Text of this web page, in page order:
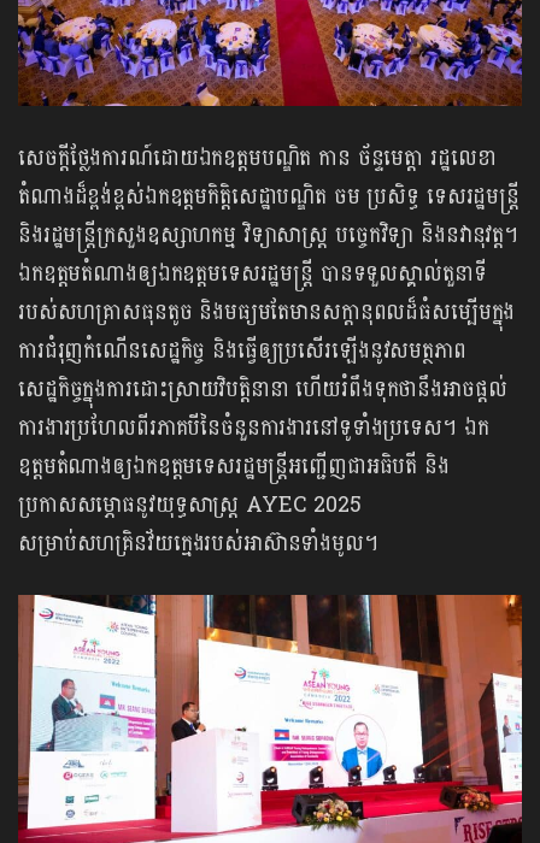
សេចក្តីថ្លែងការណ៍ដោយឯកឧត្តមបណ្ឌិត កាន ច័ន្ទមេត្តា រដ្ឋលេខា
តំណាងដ៏ខ្ពង់ខ្ពស់ឯកឧត្តមកិត្តិសេដ្ឋាបណ្ឌិត ចម ប្រសិទ្ធ ទេសរដ្ឋមន្ត្រី
និងរដ្ឋមន្ត្រីក្រសួងឧស្សាហកម្ម វិទ្យាសាស្ត្រ បច្ចេកវិទ្យា និងនវានុវត្ត។
ឯកឧត្តមតំណាងឲ្យឯកឧត្តមទេសរដ្ឋមន្ត្រី បានទទួលស្គាល់តួនាទី
របស់សហគ្រាសធុនតូច និងមធ្យមតែមានសក្ដានុពលដ៏ធំសម្បើមក្នុង
ការជំរុញកំណើនសេដ្ឋកិច្ច និងធ្វើឲ្យប្រសើរឡើងនូវសមត្ថភាព
សេដ្ឋកិច្ចក្នុងការដោះស្រាយវិបត្តិនានា ហើយរំពឹងទុកថានឹងអាចផ្តល់
ការងារប្រហែលពីរភាគបីនៃចំនួនការងារនៅទូទាំងប្រទេស។ ឯក
ឧត្តមតំណាងឲ្យឯកឧត្តមទេសរដ្ឋមន្ត្រីអញ្ជើញជាអធិបតី និង
ប្រកាសសម្ភោធនូវយុទ្ធសាស្ត្រ AYEC 2025
សម្រាប់សហគ្រិនវ័យក្មេងរបស់អាស៊ានទាំងមូល។